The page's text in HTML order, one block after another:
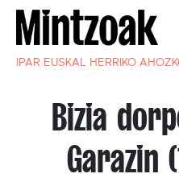
IPAR EUSKAL HERRIKO
Bizia
Garazin